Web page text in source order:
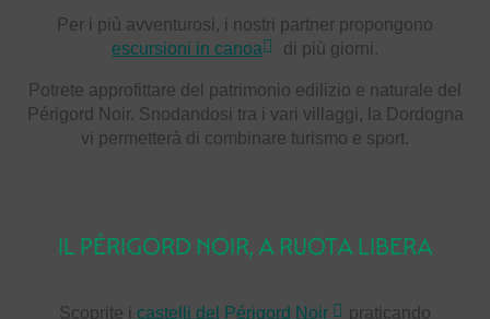
Per i più avventurosi, i nostri partner propongono
escursioni in canoa
di più giorni.
Potrete approfittare del patrimonio edilizio e naturale del
Périgord Noir. Snodandosi tra i vari villaggi, la Dordogna
vi permetterà di combinare turismo e sport.
IL PÉRIGORD NOIR, A RUOTA LIBERA
Scoprite i castelli del Périgord Noir
praticando